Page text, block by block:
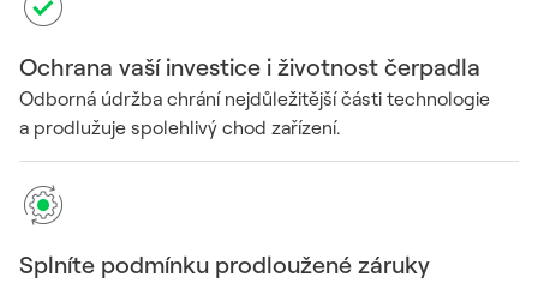
Ochrana vaší investice i životnost čerpadla
Odborná údržba chrání nejdůležitější části technologie
a prodlužuje spolehlivý chod zařízení.
Splníte podmínku prodloužené záruky